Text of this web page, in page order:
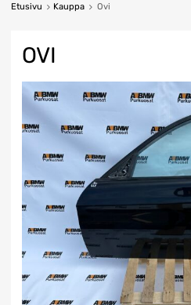
Etusivu Kauppa Ovi
OVI